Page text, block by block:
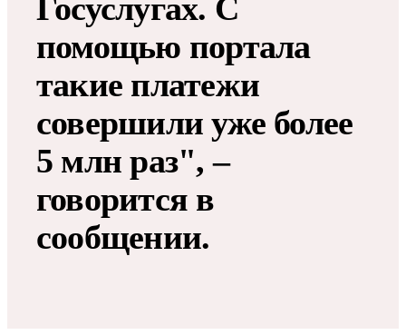
Госуслугах. С
помощью портала
такие платежи
совершили уже более
5 млн раз", –
говорится в
сообщении.